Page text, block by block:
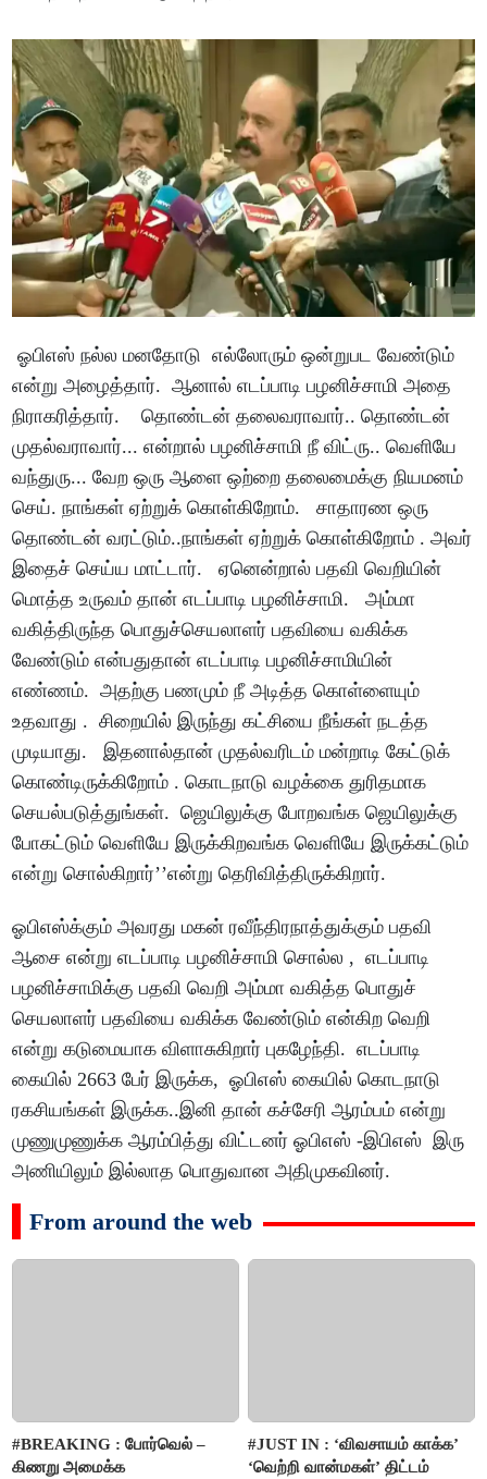
ஓபிஎஸ் நல்ல மனதோடு எல்லோரும் ஒன்றுபட வேண்டும்
என்று அழைத்தார். ஆனால் எடப்பாடி பழனிச்சாமி அதை
நிராகரித்தார். தொண்டன் தலைவராவார்.. தொண்டன்
முதல்வராவார்... என்றால் பழனிச்சாமி நீ விட்ரு.. வெளியே
வந்துரு... வேற ஒரு ஆளை ஒற்றை தலைமைக்கு நியமனம்
செய். நாங்கள் ஏற்றுக் கொள்கிறோம். சாதாரண ஒரு
தொண்டன் வரட்டும்..நாங்கள் ஏற்றுக் கொள்கிறோம் . அவர்
இதைச் செய்ய மாட்டார். ஏனென்றால் பதவி வெறியின்
மொத்த உருவம் தான் எடப்பாடி பழனிச்சாமி. அம்மா
வகித்திருந்த பொதுச்செயலாளர் பதவியை வகிக்க
வேண்டும் என்பதுதான் எடப்பாடி பழனிச்சாமியின்
எண்ணம். அதற்கு பணமும் நீ அடித்த கொள்ளையும்
உதவாது . சிறையில் இருந்து கட்சியை நீங்கள் நடத்த
முடியாது. இதனால்தான் முதல்வரிடம் மன்றாடி கேட்டுக்
கொண்டிருக்கிறோம் . கொடநாடு வழக்கை துரிதமாக
செயல்படுத்துங்கள். ஜெயிலுக்கு போறவங்க ஜெயிலுக்கு
போகட்டும் வெளியே இருக்கிறவங்க வெளியே இருக்கட்டும்
என்று சொல்கிறார்’’என்று தெரிவித்திருக்கிறார்.
ஓபிஎஸ்க்கும் அவரது மகன் ரவீந்திரநாத்துக்கும் பதவி
ஆசை என்று எடப்பாடி பழனிச்சாமி சொல்ல , எடப்பாடி
பழனிச்சாமிக்கு பதவி வெறி அம்மா வகித்த பொதுச்
செயலாளர் பதவியை வகிக்க வேண்டும் என்கிற வெறி
என்று கடுமையாக விளாசுகிறார் புகழேந்தி. எடப்பாடி
கையில் 2663 பேர் இருக்க, ஓபிஎஸ் கையில் கொடநாடு
ரகசியங்கள் இருக்க..இனி தான் கச்சேரி ஆரம்பம் என்று
முணுமுணுக்க ஆரம்பித்து விட்டனர் ஓபிஎஸ் -இபிஎஸ் இரு
அணியிலும் இல்லாத பொதுவான அதிமுகவினர்.
From around the web
#BREAKING : போர்வெல் –
கிணறு அமைக்க
#JUST IN : ‘விவசாயம் காக்க’
‘வெற்றி வான்மகள்’ திட்டம்